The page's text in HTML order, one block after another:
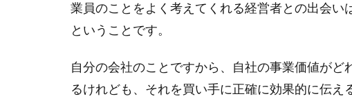
業員のことをよく考えてくれる経営者との出会い
ということです。
自分の会社のことですから、自社の事業価値が
るけれども、それを買い手に正確に効果的に伝